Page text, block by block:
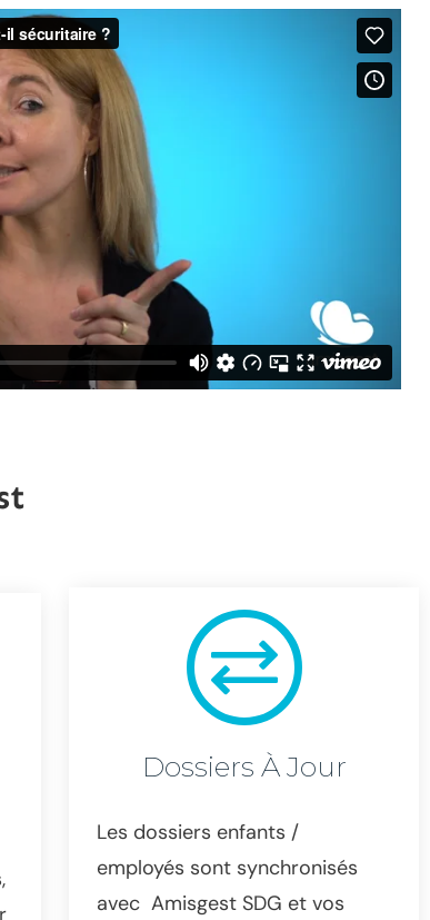
Dossiers À Jour
Les dossiers enfants /
employés sont synchronisés
avec Amisgest SDG et vos